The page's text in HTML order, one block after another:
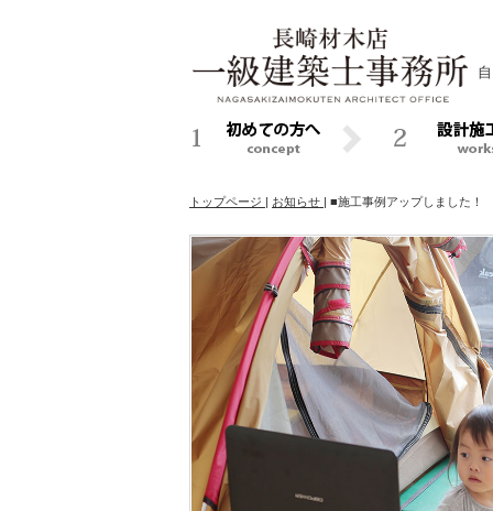
トップページ | お知らせ | ■施工事例アップしました！